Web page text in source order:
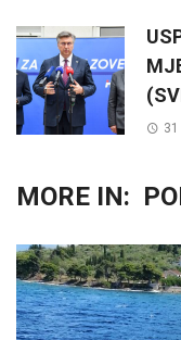
MORE IN: